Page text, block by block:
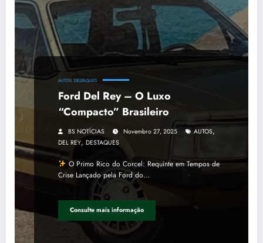
AUTOS DESTAQUES
Ford Del Rey – O Luxo
“Compacto” Brasileiro
BS NOTÍCIAS Novembro 27, 2025 AUTOS,
DEL REY, DESTAQUES
O Primo Rico do Corcel: Requinte em Tempos de
Crise Lançado pela Ford do…
Consulte mais informação